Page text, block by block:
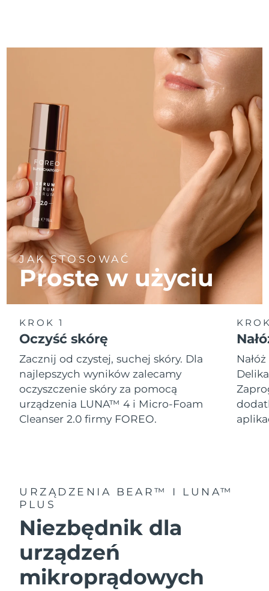
JAK STOSOWAĆ
Proste w użyciu
KROK 1
Oczyść skórę
Zacznij od czystej, suchej skóry. Dla
najlepszych wyników zalecamy
oczyszczenie skóry za pomocą
urządzenia LUNA™ 4 i Micro-Foam
Cleanser 2.0 firmy FOREO.
URZĄDZENIA BEAR™ I LUNA™
PLUS
Niezbędnik dla
urządzeń
mikroprądowych
Oczekiwany czas dostawy
8/15/26
Oczekiwany czas dostawy
8/15/26
Polska
Oczekiwany czas dostawy
8/13/26
Portugalia
Oczekiwany czas dostawy
8/12/26
Portoryko
Oczekiwany czas dostawy
8/14/26
Katar
Oczekiwany czas dostawy
8/13/26
Reunion
Oczekiwany czas dostawy
8/17/26
Oczekiwany czas dostawy
Rosja
Oczekiwany czas dostawy
Arabia Saudyjska
Oczekiwany czas dostawy
8/13/26
Singapur
Oczekiwany czas dostawy
8/14/26
Słowenia
Oczekiwany czas dostawy
Republika
Południowej Afryki
Oczekiwany czas dostawy
Korea Południowa